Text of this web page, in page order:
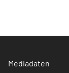
Mediadaten